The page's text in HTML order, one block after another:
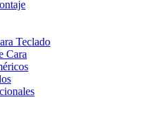
Teclado
Cara